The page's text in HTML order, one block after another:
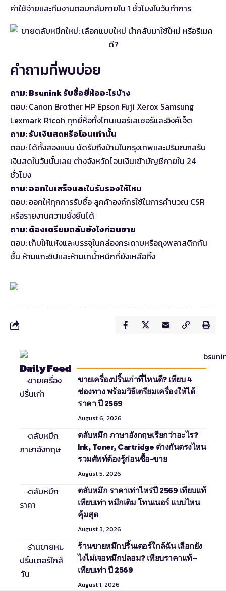
ค่าใช้จ่ายและทีมงานตอบกลับภายใน 1 ชั่วโมงในวันทำการ
คำถามที่พบบ่อย
ถาม: Bsunink รับซื้อยี่ห้ออะไรบ้าง
ตอบ: Canon Brother HP Epson Fuji Xerox Samsung
Lexmark Ricoh ทุกยี่ห้อทั้งโทนเนอร์เลเซอร์และอิงค์เจ็ต
ถาม: รับเงินสดหรือโอนเท่านั้น
ตอบ: ได้ทั้งสองแบบ นัดรับถึงบ้านในกรุงเทพและปริมณฑลรับ
เงินสดในวันนั้นเลย ต่างจังหวัดโอนเงินเข้าบัญชีภายใน 24
ชั่วโมง
ถาม: ออกใบเสร็จและใบรับรองให้ไหม
ตอบ: ออกให้ทุกการรับซื้อ ลูกค้าองค์กรใช้ในการคำนวณ CSR
หรือรายงานความยั่งยืนได้
ถาม: ต้องเตรียมตลับยังไงก่อนขาย
ตอบ: เก็บให้แห้งและบรรจุในกล่องกระดาษหรือถุงพลาสติกกัน
ชื้น ห้ามแกะชิปและห้ามเทน้ำหมึกที่ยังเหลือทิ้ง
Daily Feed
ขายเครื่องปริ้นเก่าที่ไหนดี? เทียบ 4
ช่องทาง พร้อมวิธีเตรียมเครื่องให้ได้
ราคา ปี 2569
August 6, 2026
ตลับหมึก ภาษาอังกฤษเรียกว่าอะไร?
Ink, Toner, Cartridge ต่างกันตรงไหน
รวมศัพท์ต้องรู้ก่อนซื้อ-ขาย
August 5, 2026
ตลับหมึก ราคาเท่าไหร่ปี 2569 เทียบแท้
เทียบเท่า หมึกเติม โทนเนอร์ แบบไหน
คุ้มสุด
August 3, 2026
ร้านขายหมึกปริ้นเตอร์ใกล้ฉัน เลือกยัง
ไงไม่เจอหมึกปลอม? เทียบราคาแท้–
เทียบเท่า ปี 2569
August 1, 2026